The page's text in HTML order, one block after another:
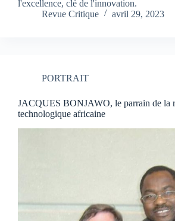
l'excellence, clé de l'innovation.
Revue Critique
avril 29, 2023
PORTRAIT
JACQUES BONJAWO, le parrain de la
technologique africaine